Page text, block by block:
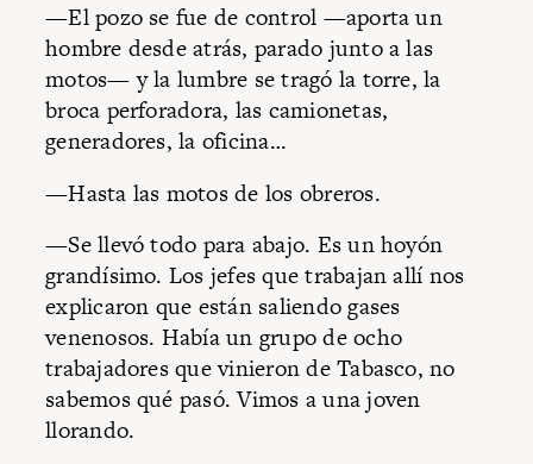
—El pozo se fue de control —aporta un
hombre desde atrás, parado junto a las
motos— y la lumbre se tragó la torre, la
broca perforadora, las camionetas,
generadores, la oficina…
—Hasta las motos de los obreros.
—Se llevó todo para abajo. Es un hoyón
grandísimo. Los jefes que trabajan allí nos
explicaron que están saliendo gases
venenosos. Había un grupo de ocho
trabajadores que vinieron de Tabasco, no
sabemos qué pasó. Vimos a una joven
llorando.